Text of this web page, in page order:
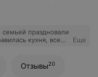
праздновали
кухня, все
вежливый и
душевное и
Еще
Отзывы20